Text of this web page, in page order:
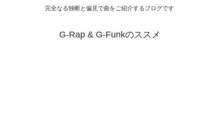
完全なる独断と偏見で曲をご紹介するブログです
G-Rap & G-Funkのススメ